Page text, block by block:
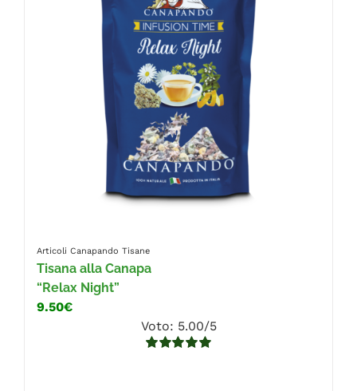
Articoli Canapando Tisane
Tisana alla Canapa
“Relax Night”
9.50€
Voto: 5.00/5